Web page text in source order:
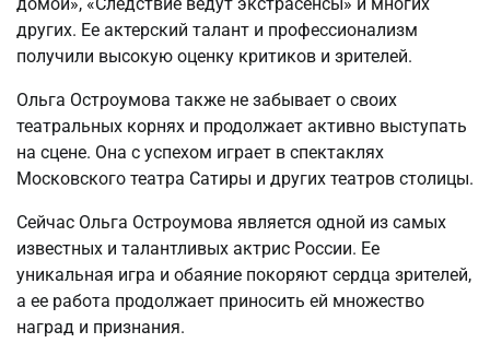
домой», «Следствие ведут экстрасенсы» и многих
других. Ее актерский талант и профессионализм
получили высокую оценку критиков и зрителей.
Ольга Остроумова также не забывает о своих
театральных корнях и продолжает активно выступать
на сцене. Она с успехом играет в спектаклях
Московского театра Сатиры и других театров столицы.
Сейчас Ольга Остроумова является одной из самых
известных и талантливых актрис России. Ее
уникальная игра и обаяние покоряют сердца зрителей,
а ее работа продолжает приносить ей множество
наград и признания.